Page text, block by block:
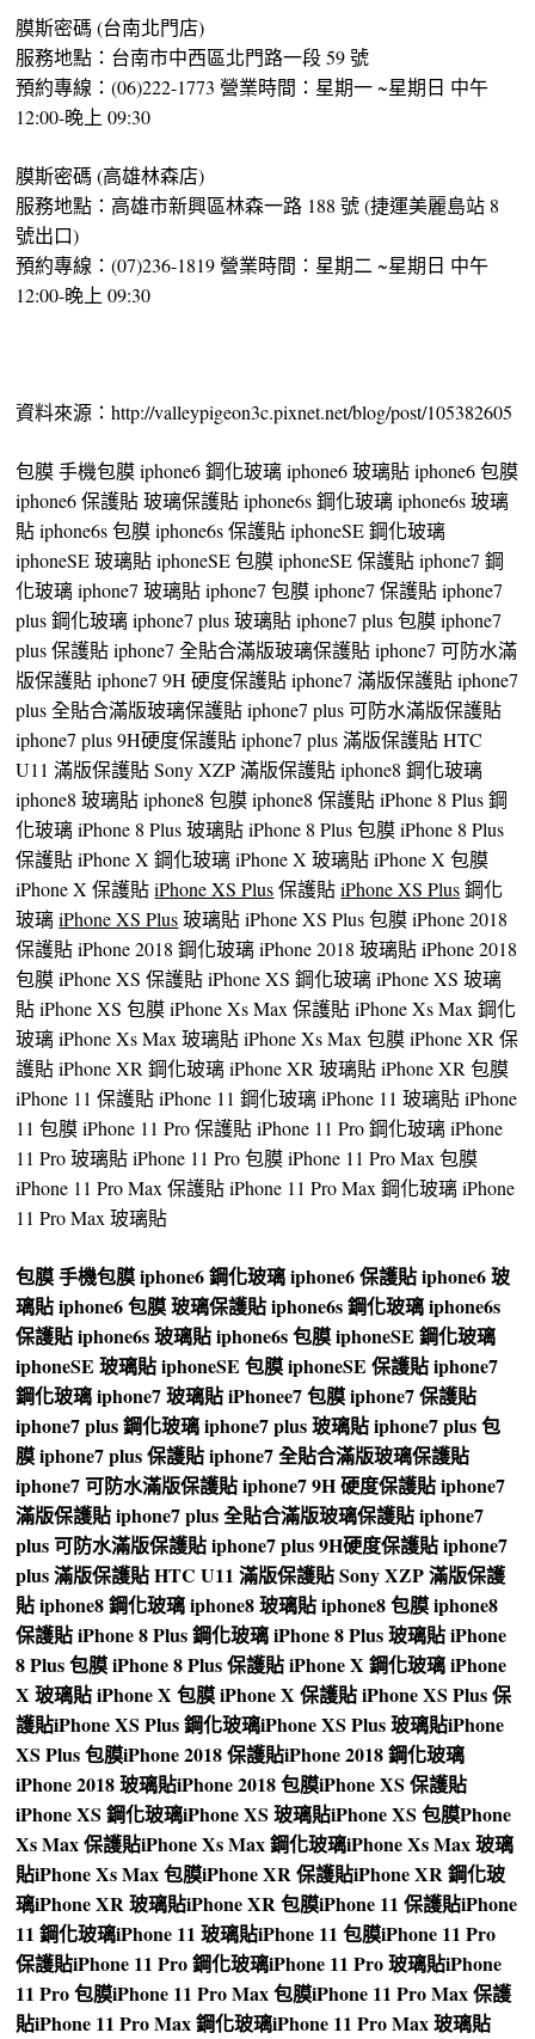
膜斯密碼 (台南北門店)
服務地點：台南市中西區北門路一段 59 號
預約專線：(06)222-1773 營業時間：星期一 ~星期日 中午
12:00-晚上 09:30
膜斯密碼 (高雄林森店)
服務地點：高雄市新興區林森一路 188 號 (捷運美麗島站 8
號出口)
預約專線：(07)236-1819 營業時間：星期二 ~星期日 中午
12:00-晚上 09:30
資料來源：http://valleypigeon3c.pixnet.net/blog/post/105382605
包膜 手機包膜 iphone6 鋼化玻璃 iphone6 玻璃貼 iphone6 包膜
iphone6 保護貼 玻璃保護貼 iphone6s 鋼化玻璃 iphone6s 玻璃
貼 iphone6s 包膜 iphone6s 保護貼 iphoneSE 鋼化玻璃
iphoneSE 玻璃貼 iphoneSE 包膜 iphoneSE 保護貼 iphone7 鋼
化玻璃 iphone7 玻璃貼 iphone7 包膜 iphone7 保護貼 iphone7
plus 鋼化玻璃 iphone7 plus 玻璃貼 iphone7 plus 包膜 iphone7
plus 保護貼 iphone7 全貼合滿版玻璃保護貼 iphone7 可防水滿
版保護貼 iphone7 9H 硬度保護貼 iphone7 滿版保護貼 iphone7
plus 全貼合滿版玻璃保護貼 iphone7 plus 可防水滿版保護貼
iphone7 plus 9H硬度保護貼 iphone7 plus 滿版保護貼 HTC
U11 滿版保護貼 Sony XZP 滿版保護貼 iphone8 鋼化玻璃
iphone8 玻璃貼 iphone8 包膜 iphone8 保護貼 iPhone 8 Plus 鋼
化玻璃 iPhone 8 Plus 玻璃貼 iPhone 8 Plus 包膜 iPhone 8 Plus
保護貼 iPhone X 鋼化玻璃 iPhone X 玻璃貼 iPhone X 包膜
iPhone X 保護貼iPhone XS Plus保護貼iPhone XS Plus鋼化
玻璃iPhone XS Plus玻璃貼 iPhone XS Plus 包膜 iPhone 2018
保護貼 iPhone 2018 鋼化玻璃 iPhone 2018 玻璃貼 iPhone 2018
包膜 iPhone XS 保護貼 iPhone XS 鋼化玻璃 iPhone XS 玻璃
貼 iPhone XS 包膜 iPhone Xs Max 保護貼 iPhone Xs Max 鋼化
玻璃 iPhone Xs Max 玻璃貼 iPhone Xs Max 包膜 iPhone XR 保
護貼 iPhone XR 鋼化玻璃 iPhone XR 玻璃貼 iPhone XR 包膜
iPhone 11 保護貼 iPhone 11 鋼化玻璃 iPhone 11 玻璃貼 iPhone
11 包膜 iPhone 11 Pro 保護貼 iPhone 11 Pro 鋼化玻璃 iPhone
11 Pro 玻璃貼 iPhone 11 Pro 包膜 iPhone 11 Pro Max 包膜
iPhone 11 Pro Max 保護貼 iPhone 11 Pro Max 鋼化玻璃 iPhone
11 Pro Max 玻璃貼
包膜手機包膜iphone6 鋼化玻璃iphone6 保護貼iphone6 玻
璃貼iphone6 包膜玻璃保護貼iphone6s 鋼化玻璃iphone6s
保護貼iphone6s 玻璃貼iphone6s 包膜iphoneSE 鋼化玻璃
iphoneSE 玻璃貼iphoneSE 包膜iphoneSE 保護貼iphone7
鋼化玻璃iphone7 玻璃貼iPhonee7 包膜iphone7 保護貼
iphone7 plus 鋼化玻璃iphone7 plus 玻璃貼iphone7 plus 包
膜iphone7 plus 保護貼iphone7 全貼合滿版玻璃保護貼
iphone7 可防水滿版保護貼iphone7 9H 硬度保護貼iphone7
滿版保護貼iphone7 plus 全貼合滿版玻璃保護貼iphone7
plus 可防水滿版保護貼iphone7 plus 9H硬度保護貼iphone7
plus 滿版保護貼HTC U11 滿版保護貼Sony XZP 滿版保護
貼iphone8 鋼化玻璃iphone8 玻璃貼iphone8 包膜iphone8
保護貼iPhone 8 Plus 鋼化玻璃iPhone 8 Plus 玻璃貼iPhone
8 Plus 包膜iPhone 8 Plus 保護貼iPhone X 鋼化玻璃iPhone
X 玻璃貼iPhone X 包膜iPhone X 保護貼iPhone XS Plus 保
護貼iPhone XS Plus 鋼化玻璃iPhone XS Plus 玻璃貼iPhone
XS Plus 包膜iPhone 2018 保護貼iPhone 2018 鋼化玻璃
iPhone 2018 玻璃貼iPhone 2018 包膜iPhone XS 保護貼
iPhone XS 鋼化玻璃iPhone XS 玻璃貼iPhone XS 包膜Phone
Xs Max 保護貼iPhone Xs Max 鋼化玻璃iPhone Xs Max 玻璃
貼iPhone Xs Max 包膜iPhone XR 保護貼iPhone XR 鋼化玻
璃iPhone XR 玻璃貼iPhone XR 包膜iPhone 11 保護貼iPhone
11 鋼化玻璃iPhone 11 玻璃貼iPhone 11 包膜iPhone 11 Pro
保護貼iPhone 11 Pro 鋼化玻璃iPhone 11 Pro 玻璃貼iPhone
11 Pro 包膜iPhone 11 Pro Max 包膜iPhone 11 Pro Max 保護
貼iPhone 11 Pro Max 鋼化玻璃iPhone 11 Pro Max 玻璃貼